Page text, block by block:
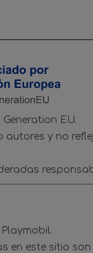
EU.
y no
en este sitio